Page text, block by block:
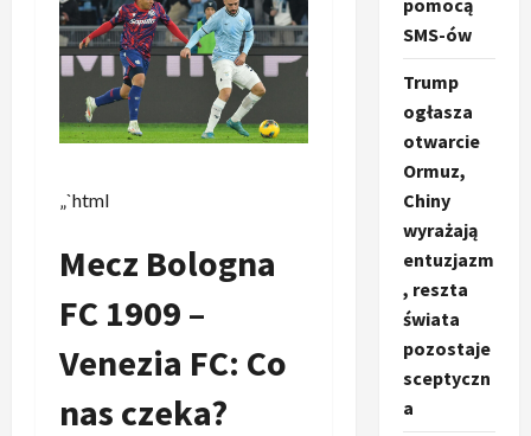
„`html
Mecz Bologna
FC 1909 –
Venezia FC: Co
nas czeka?
pomocą
SMS-ów
Trump
ogłasza
otwarcie
Ormuz,
Chiny
wyrażają
entuzjazm
, reszta
świata
pozostaje
sceptyczn
a